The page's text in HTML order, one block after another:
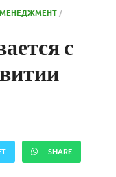
/
с
SHARE